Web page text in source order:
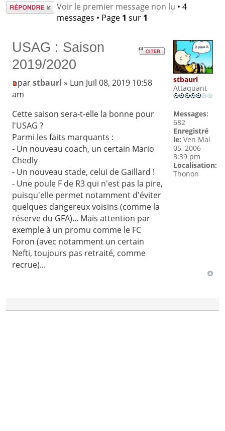
Répondre Voir le premier message non lu • 4
messages • Page 1 sur 1
USAG : Saison
2019/2020
parstbaurl » Lun Juil 08, 2019 10:58
am
Cette saison sera-t-elle la bonne pour
l'USAG ?
Parmi les faits marquants :
- Un nouveau coach, un certain Mario
Chedly
- Un nouveau stade, celui de Gaillard !
- Une poule F de R3 qui n'est pas la pire,
puisqu'elle permet notamment d'éviter
quelques dangereux voisins (comme la
réserve du GFA)... Mais attention par
exemple à un promu comme le FC
Foron (avec notamment un certain
Nefti, toujours pas retraité, comme
recrue)...
stbaurl
Attaquant
Messages:
682
Enregistré
le: Ven Mai
05, 2006
3:39 pm
Localisation:
Thonon